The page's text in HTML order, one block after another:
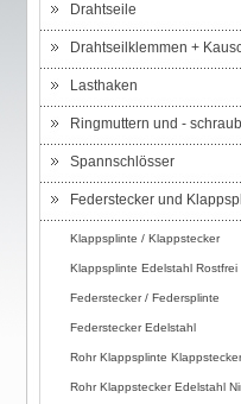
Drahtseile
Drahtseilklemmen +
Lasthaken
Ringmuttern und -
Spannschlösser
Federstecker und
Klappsplinte / Klappstecker
Klappsplinte Edelstahl Rostfrei
Federstecker / Federsplinte
Federstecker Edelstahl
Rohr Klappsplinte Klappstecker
Rohr Klappstecker Edelstahl